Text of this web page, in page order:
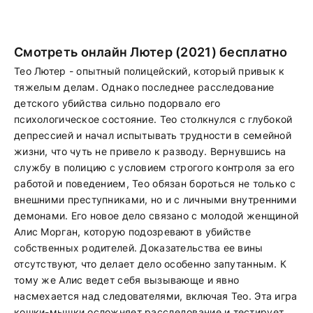
Смотреть онлайн Лютер (2021) бесплатно
Тео Лютер - опытный полицейский, который привык к
тяжелым делам. Однако последнее расследование
детского убийства сильно подорвало его
психологическое состояние. Тео столкнулся с глубокой
депрессией и начал испытывать трудности в семейной
жизни, что чуть не привело к разводу. Вернувшись на
службу в полицию с условием строгого контроля за его
работой и поведением, Тео обязан бороться не только с
внешними преступниками, но и с личными внутренними
демонами. Его новое дело связано с молодой женщиной
Алис Морган, которую подозревают в убийстве
собственных родителей. Доказательства ее вины
отсутствуют, что делает дело особенно запутанным. К
тому же Алис ведет себя вызывающе и явно
насмехается над следователями, включая Тео. Эта игра